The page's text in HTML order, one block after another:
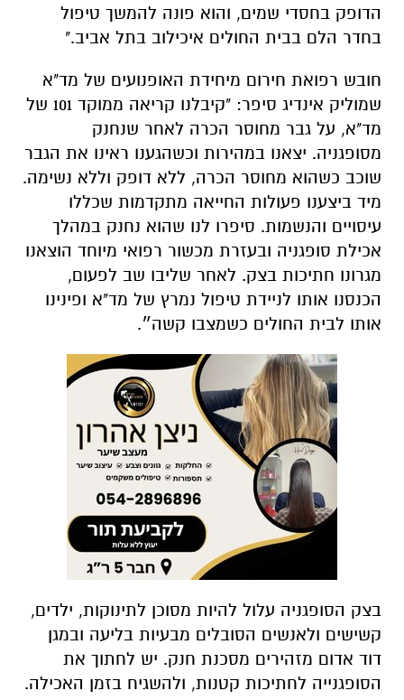
הדופק בחסדי שמים, והוא פונה להמשך טיפול
בחדר הלם בבית החולים איכילוב בתל אביב."
חובש רפואת חירום מיחידת האופנועים של מד"א
שמוליק אינדיג סיפר: "קיבלנו קריאה ממוקד 101 של
מד"א, על גבר מחוסר הכרה לאחר שנחנק
מסופגניה. יצאנו במהירות וכשהגענו ראינו את הגבר
שוכב כשהוא מחוסר הכרה, ללא דופק וללא נשימה.
מיד ביצענו פעולות החייאה מתקדמות שכללו
עיסויים והנשמות. סיפרו לנו שהוא נחנק במהלך
אכילת סופגניה ובעזרת מכשור רפואי מיוחד הוצאנו
מגרונו חתיכות בצק. לאחר שליבו שב לפעום,
הכנסנו אותו לניידת טיפול נמרץ של מד"א ופינינו
אותו לבית החולים כשמצבו קשה״.
בצק הסופגניה עלול להיות מסוכן לתינוקות, ילדים,
קשישים ולאנשים הסובלים מבעיות בליעה ובמגן
דוד אדום מזהירים מסכנת חנק. יש לחתוך את
הסופגנייה לחתיכות קטנות, ולהשגיח בזמן האכילה.